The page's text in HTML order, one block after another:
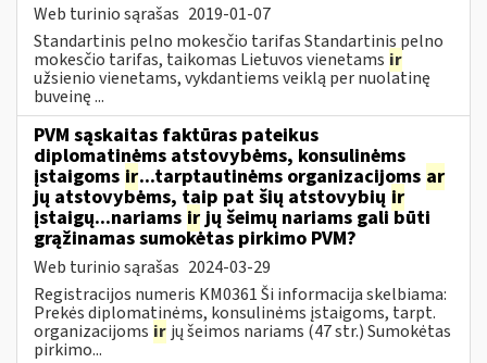
Web turinio sąrašas 2019-01-07
Standartinis pelno mokesčio tarifas Standartinis pelno
mokesčio tarifas, taikomas Lietuvos vienetams ir
užsienio vienetams, vykdantiems veiklą per nuolatinę
buveinę ...
PVM sąskaitas faktūras pateikus
diplomatinėms atstovybėms, konsulinėms
įstaigoms ir...tarptautinėms organizacijoms ar
jų atstovybėms, taip pat šių atstovybių ir
įstaigų...nariams irjų šeimų nariams gali būti
grąžinamas sumokėtas pirkimo PVM?
Web turinio sąrašas 2024-03-29
Registracijos numeris KM0361 Ši informacija skelbiama:
Prekės diplomatinėms, konsulinėms įstaigoms, tarpt.
organizacijoms ir jų šeimos nariams (47 str.) Sumokėtas
pirkimo...